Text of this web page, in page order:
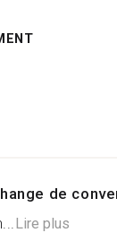
de
Lire plus